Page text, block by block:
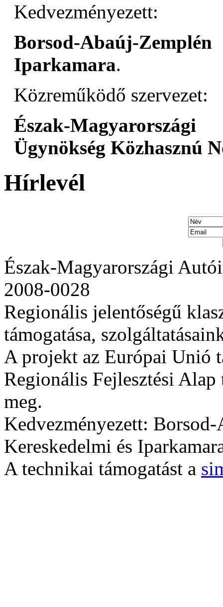
Kedvezményezett:
Borsod-Abaúj-
Iparkamara.
Közreműködő szervezet:
Észak-
Ügynökség Közhasznú
Hírlevél
Észak-Magyarországi
2008-0028
Regionális jelentőségű
támogatása,
A projekt az Európai Unió
Regionális Fejlesztési
meg.
Kedvezményezett:
Kereskedelmi és
A technikai támogatást a